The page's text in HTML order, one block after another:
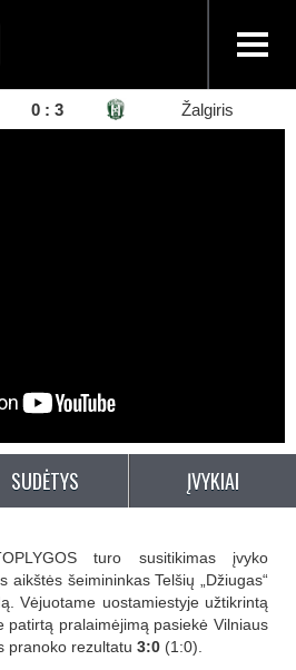
0 : 3 Žalgiris
SUDĖTYS ĮVYKIAI
turo susitikimas įvyko
aikštės šeimininkas Telšių „Džiugas“
Vėjuotame uostamiestyje užtikrintą
patirtą pralaimėjimą pasiekė Vilniaus
pranoko rezultatu 3:0 (1:0).